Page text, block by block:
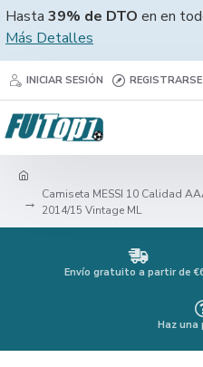
Hasta 39% de DTO en en
Más Detalles
INICIAR SESIÓN REGISTRARSE
Camiseta MESSI 10 Calidad
2014/15 Vintage ML
Envío gratuito a partir de
Haz una